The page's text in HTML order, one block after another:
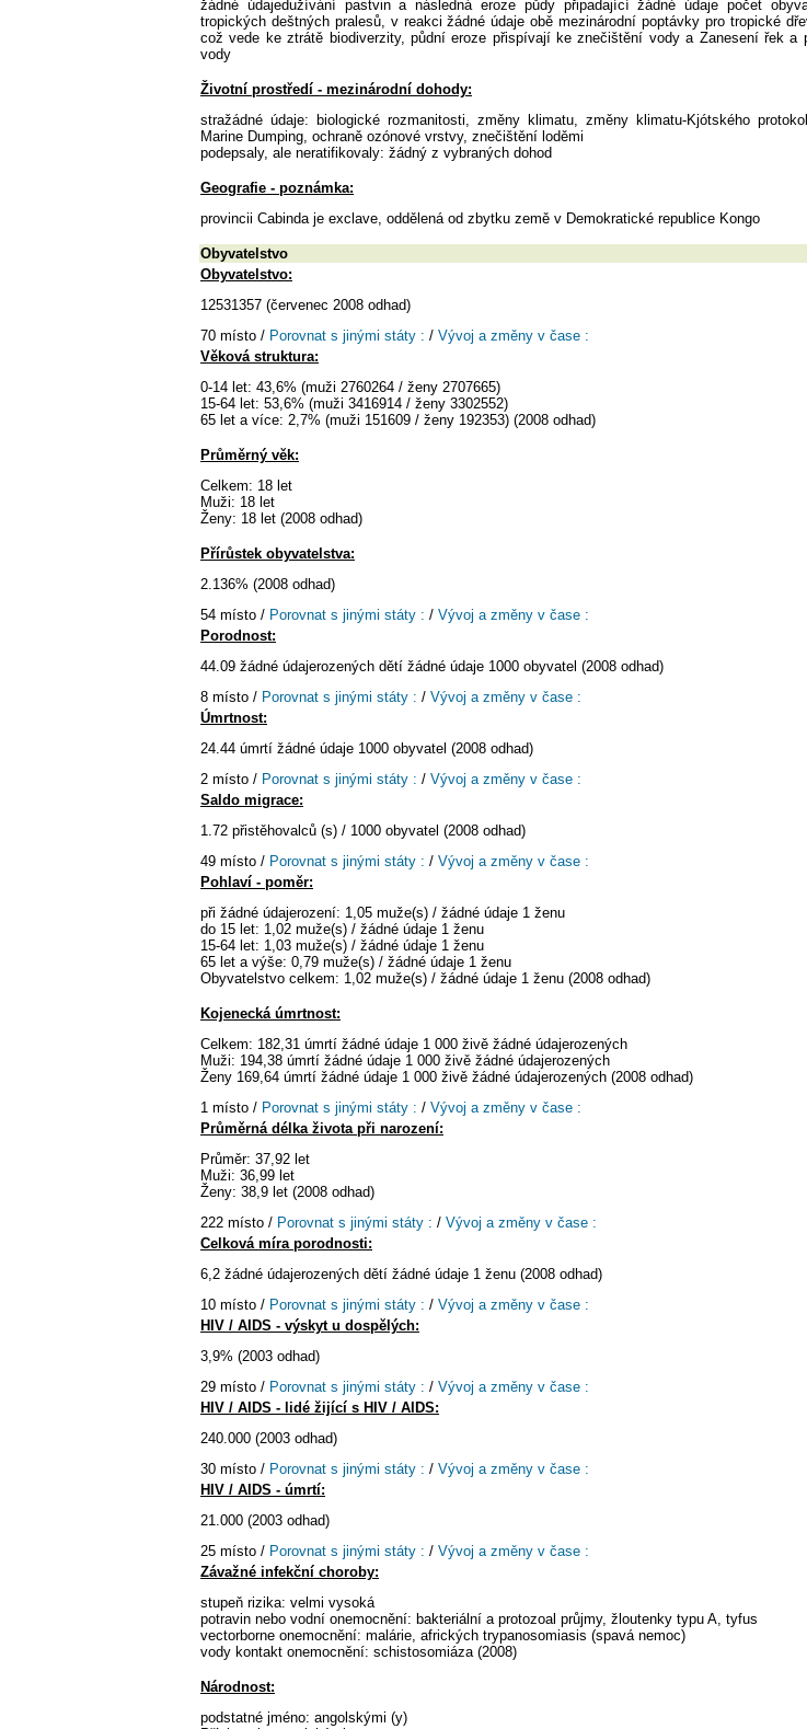
žádné údajedužívání pastvin a následná eroze půdy připadající žádné údaje počet
tropických deštných pralesů, v reakci žádné údaje obě mezinárodní poptávky pro tropické
což vede ke ztrátě biodiverzity, půdní eroze přispívají ke znečištění vody a Zanesení řek a
vody
Životní prostředí - mezinárodní dohody:
stražádné údaje: biologické rozmanitosti, změny klimatu, změny klimatu-Kjótského
Marine Dumping, ochraně ozónové vrstvy, znečištění loděmi
podepsaly, ale neratifikovaly: žádný z vybraných dohod
Geografie - poznámka:
provincii Cabinda je exclave, oddělená od zbytku země v Demokratické republice Kongo
Obyvatelstvo
Obyvatelstvo:
12531357 (červenec 2008 odhad)
70 místo / Porovnat s jinými státy : / Vývoj a změny v čase :
Věková struktura:
0-14 let: 43,6% (muži 2760264 / ženy 2707665)
15-64 let: 53,6% (muži 3416914 / ženy 3302552)
65 let a více: 2,7% (muži 151609 / ženy 192353) (2008 odhad)
Průměrný věk:
Celkem: 18 let
Muži: 18 let
Ženy: 18 let (2008 odhad)
Přírůstek obyvatelstva:
2.136% (2008 odhad)
54 místo / Porovnat s jinými státy : / Vývoj a změny v čase :
Porodnost:
44.09 žádné údajerozených dětí žádné údaje 1000 obyvatel (2008 odhad)
8 místo / Porovnat s jinými státy : / Vývoj a změny v čase :
Úmrtnost:
24.44 úmrtí žádné údaje 1000 obyvatel (2008 odhad)
2 místo / Porovnat s jinými státy : / Vývoj a změny v čase :
Saldo migrace:
1.72 přistěhovalců (s) / 1000 obyvatel (2008 odhad)
49 místo / Porovnat s jinými státy : / Vývoj a změny v čase :
Pohlaví - poměr:
při žádné údajerození: 1,05 muže(s) / žádné údaje 1 ženu
do 15 let: 1,02 muže(s) / žádné údaje 1 ženu
15-64 let: 1,03 muže(s) / žádné údaje 1 ženu
65 let a výše: 0,79 muže(s) / žádné údaje 1 ženu
Obyvatelstvo celkem: 1,02 muže(s) / žádné údaje 1 ženu (2008 odhad)
Kojenecká úmrtnost:
Celkem: 182,31 úmrtí žádné údaje 1 000 živě žádné údajerozených
Muži: 194,38 úmrtí žádné údaje 1 000 živě žádné údajerozených
Ženy 169,64 úmrtí žádné údaje 1 000 živě žádné údajerozených (2008 odhad)
1 místo / Porovnat s jinými státy : / Vývoj a změny v čase :
Průměrná délka života při narození:
Průměr: 37,92 let
Muži: 36,99 let
Ženy: 38,9 let (2008 odhad)
222 místo / Porovnat s jinými státy : / Vývoj a změny v čase :
Celková míra porodnosti:
6,2 žádné údajerozených dětí žádné údaje 1 ženu (2008 odhad)
10 místo / Porovnat s jinými státy : / Vývoj a změny v čase :
HIV / AIDS - výskyt u dospělých:
3,9% (2003 odhad)
29 místo / Porovnat s jinými státy : / Vývoj a změny v čase :
HIV / AIDS - lidé žijící s HIV / AIDS:
240.000 (2003 odhad)
30 místo / Porovnat s jinými státy : / Vývoj a změny v čase :
HIV / AIDS - úmrtí:
21.000 (2003 odhad)
25 místo / Porovnat s jinými státy : / Vývoj a změny v čase :
Závažné infekční choroby:
stupeň rizika: velmi vysoká
potravin nebo vodní onemocnění: bakteriální a protozoal průjmy, žloutenky typu A, tyfus
vectorborne onemocnění: malárie, afrických trypanosomiasis (spavá nemoc)
vody kontakt onemocnění: schistosomiáza (2008)
Národnost:
podstatné jméno: angolskými (y)